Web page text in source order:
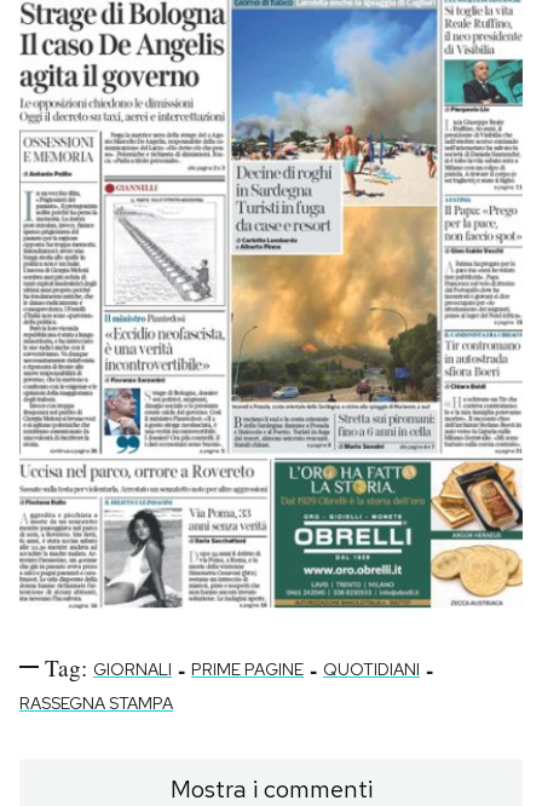
Tag: GIORNALI - PRIME PAGINE - QUOTIDIANI -
RASSEGNA STAMPA
Mostra i commenti